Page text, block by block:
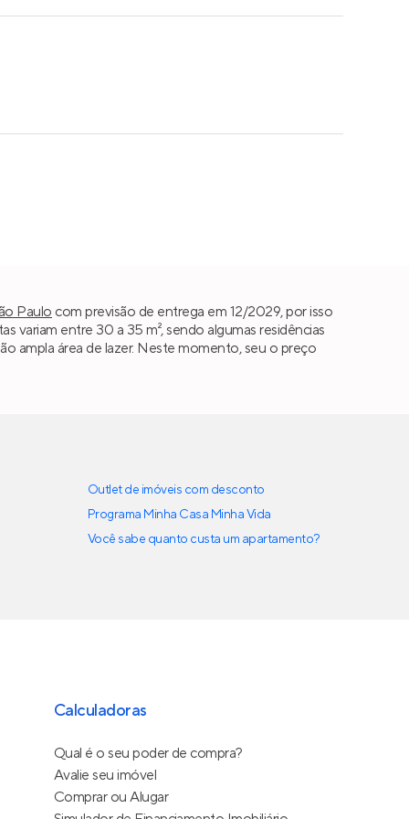
Paulo com previsão de entrega em 12/2029, por isso
variam entre 30 a 35 m², sendo algumas residências
ampla área de lazer. Neste momento, seu o preço
Outlet de imóveis com desconto
Programa Minha Casa Minha Vida
Você sabe quanto custa um apartamento?
Calculadoras
Qual é o seu poder de compra?
Avalie seu imóvel
Comprar ou Alugar